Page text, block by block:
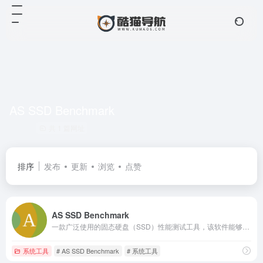
排序 发布 更新 浏览 点赞
AS SSD Benchmark
系统工具 # AS SSD Benchmark # 系统工具